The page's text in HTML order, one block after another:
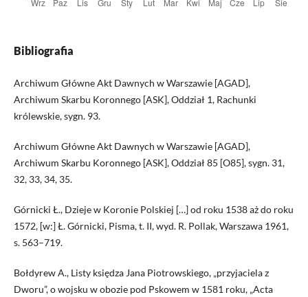
Bibliografia
Archiwum Główne Akt Dawnych w Warszawie [AGAD],
Archiwum Skarbu Koronnego [ASK], Oddział 1, Rachunki
królewskie, sygn. 93.
Archiwum Główne Akt Dawnych w Warszawie [AGAD],
Archiwum Skarbu Koronnego [ASK], Oddział 85 [O85], sygn. 31,
32, 33, 34, 35.
Górnicki Ł., Dzieje w Koronie Polskiej […] od roku 1538 aż do roku
1572, [w:] Ł. Górnicki, Pisma, t. II, wyd. R. Pollak, Warszawa 1961,
s. 563–719.
Bołdyrew A., Listy księdza Jana Piotrowskiego, „przyjaciela z
Dworu”, o wojsku w obozie pod Pskowem w 1581 roku, „Acta